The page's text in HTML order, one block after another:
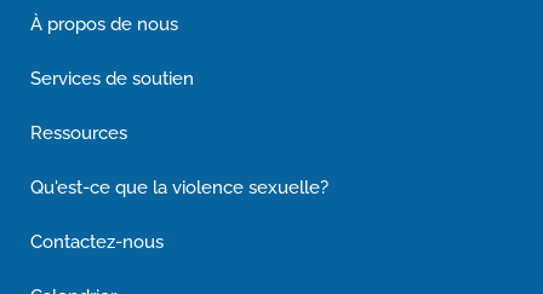
À propos de nous
Services de soutien
Ressources
Qu'est-ce que la violence sexuelle?
Contactez-nous